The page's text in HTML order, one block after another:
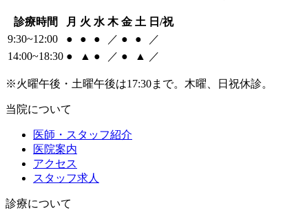
診療時間 月 火 水 木 金 土 日/祝
9:30~12:00
● ● ● ／ ● ●
／
14:00~18:30 ● ▲ ● ／ ● ▲ ／
※火曜午後・土曜午後は17:30まで。木曜、日祝休診。
当院について
医師・スタッフ紹介
医院案内
アクセス
スタッフ求人
診療について